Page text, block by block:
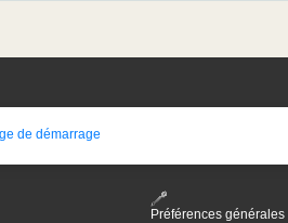
de démarrage
Préférences générales